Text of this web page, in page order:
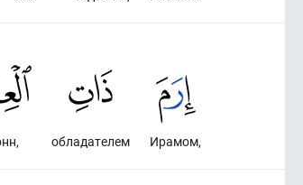
Ирамом,
обладателем